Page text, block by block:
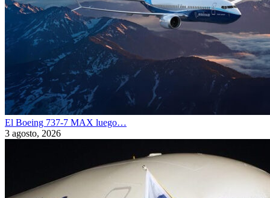
El Boeing 737-7 MAX luego…
3 agosto, 2026